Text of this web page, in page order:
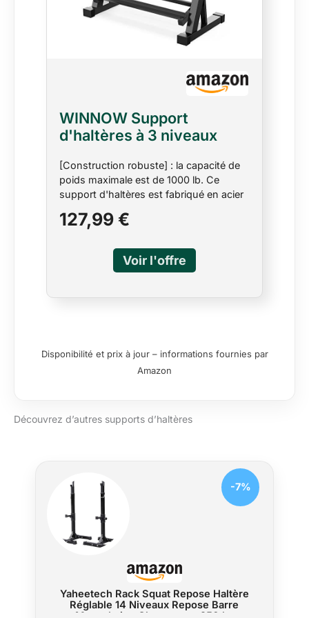
WINNOW Support
d'haltères à 3 niveaux
maison, salle de gym,
exercice, support
d'haltères
[Construction robuste] : la capacité de
poids maximale est de 1000 lb. Ce
support d'haltères est fabriqué en acier
stable conçue avec soin permet un
matériau et la conception lui permettent
de bien résister à de longues périodes
utilisation de l'espace. Vous pouvez
placer le support de poids partout où
construction de base triangulaire et la
épais et recouvert d'un revêtement en
poudre sombre durable. Il peut
supporter de lourdes charges de
manière constante pendant une longue
période, ce qui rend votre processus
[Double stabilité] : ce support d'haltères
plus de sa structure triangulaire stable.
Non seulement il assure davantage la
127,99 €
Disponibilité et prix à jour – informations fournies par
Amazon
Découvrez d’autres supports d’haltères
Yaheetech Rack Squat Repose Haltère
Réglable 14 Niveaux Repose Barre
-7%